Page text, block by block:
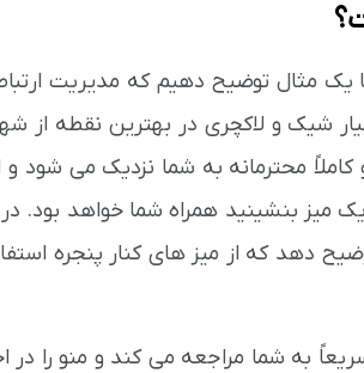
یک مثال توضیح دهیم که مدیریت
شیک و لاکچری در بهترین نقطه از
محترمانه به شما نزدیک می شود و
میز بنشینید همراه شما خواهد
دهد که از میز های کنار پنجره
به شما مراجعه می کند و منو را در